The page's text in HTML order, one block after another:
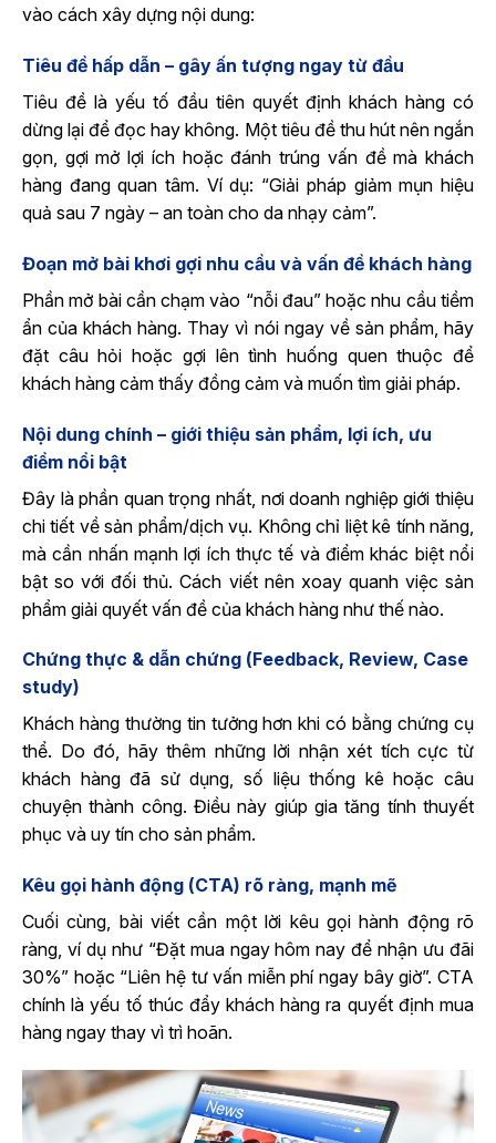
vào cách xây dựng nội dung:
Tiêu đề hấp dẫn – gây ấn tượng ngay từ đầu
Tiêu đề là yếu tố đầu tiên quyết định khách hàng có
dừng lại để đọc hay không. Một tiêu đề thu hút nên ngắn
gọn, gợi mở lợi ích hoặc đánh trúng vấn đề mà khách
hàng đang quan tâm. Ví dụ: “Giải pháp giảm mụn hiệu
quả sau 7 ngày – an toàn cho da nhạy cảm”.
Đoạn mở bài khơi gợi nhu cầu và vấn đề khách hàng
Phần mở bài cần chạm vào “nỗi đau” hoặc nhu cầu tiềm
ẩn của khách hàng. Thay vì nói ngay về sản phẩm, hãy
đặt câu hỏi hoặc gợi lên tình huống quen thuộc để
khách hàng cảm thấy đồng cảm và muốn tìm giải pháp.
Nội dung chính – giới thiệu sản phẩm, lợi ích, ưu
điểm nổi bật
Đây là phần quan trọng nhất, nơi doanh nghiệp giới thiệu
chi tiết về sản phẩm/dịch vụ. Không chỉ liệt kê tính năng,
mà cần nhấn mạnh lợi ích thực tế và điểm khác biệt nổi
bật so với đối thủ. Cách viết nên xoay quanh việc sản
phẩm giải quyết vấn đề của khách hàng như thế nào.
Chứng thực & dẫn chứng (Feedback, Review, Case
study)
Khách hàng thường tin tưởng hơn khi có bằng chứng cụ
thể. Do đó, hãy thêm những lời nhận xét tích cực từ
khách hàng đã sử dụng, số liệu thống kê hoặc câu
chuyện thành công. Điều này giúp gia tăng tính thuyết
phục và uy tín cho sản phẩm.
Kêu gọi hành động (CTA) rõ ràng, mạnh mẽ
Cuối cùng, bài viết cần một lời kêu gọi hành động rõ
ràng, ví dụ như “Đặt mua ngay hôm nay để nhận ưu đãi
30%” hoặc “Liên hệ tư vấn miễn phí ngay bây giờ”. CTA
chính là yếu tố thúc đẩy khách hàng ra quyết định mua
hàng ngay thay vì trì hoãn.